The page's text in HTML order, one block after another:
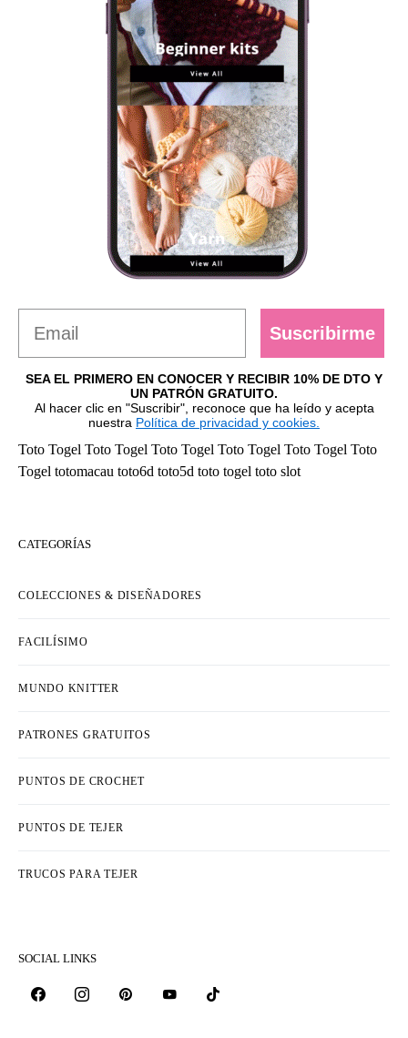
Suscribirme
SEA EL PRIMERO EN CONOCER Y RECIBIR 10% DE DTO Y
UN PATRÓN GRATUITO.
Al hacer clic en "Suscribir", reconoce que ha leído y acepta
nuestra Política de privacidad y cookies.
Toto Togel Toto Togel Toto Togel Toto Togel Toto Togel Toto
Togel totomacau toto6d toto5d toto togel toto slot
CATEGORÍAS
COLECCIONES & DISEÑADORES
FACILÍSIMO
MUNDO KNITTER
PATRONES GRATUITOS
PUNTOS DE CROCHET
PUNTOS DE TEJER
TRUCOS PARA TEJER
SOCIAL LINKS